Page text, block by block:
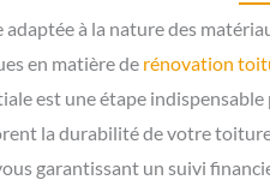
à la nature des
en matière de rénovation
est une étape
la durabilité de votre
garantissant un suivi